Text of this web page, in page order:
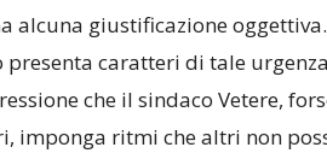
alcuna giustificazione
presenta caratteri di tale
che il sindaco Vetere,
imponga ritmi che altri non